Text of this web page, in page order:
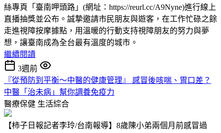
絲專頁「臺南呷頭路」(網址：https://reurl.cc/A9Nyne)進行線上
直播抽獎並公布。誠摯邀請市民朋友與遊客，在工作忙碌之餘
走進視障按摩據點，用溫暖的行動支持視障朋友的努力與夢
想，讓臺南成為全台最有溫度的城市。
繼續閱讀
3週前
『從預防到平衡～中醫的健康管理』 感冒後咳喘、胃口差？
中醫「治未病」幫你調養免疫力
醫療保健 生活綜合
【柿子日報記者李玲/台南報導】8歲陳小弟兩個月前感冒過